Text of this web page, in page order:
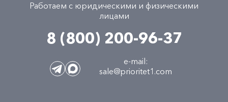
Работаем с юридическими и физическими
лицами
8 (800) 200-96-37
e-mail:
sale@prioritet1.com